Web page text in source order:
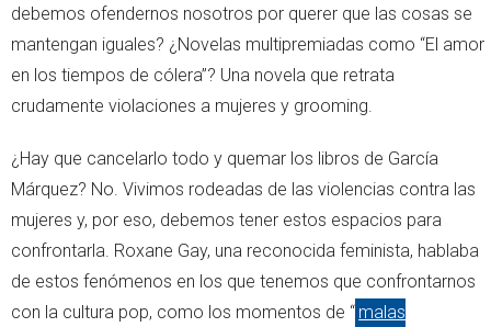
debemos ofendernos nosotros por querer que las cosas se
mantengan iguales? ¿Novelas multipremiadas como “El amor
en los tiempos de cólera”? Una novela que retrata
crudamente violaciones a mujeres y grooming.
¿Hay que cancelarlo todo y quemar los libros de García
Márquez? No. Vivimos rodeadas de las violencias contra las
mujeres y, por eso, debemos tener estos espacios para
confrontarla. Roxane Gay, una reconocida feminista, hablaba
de estos fenómenos en los que tenemos que confrontarnos
con la cultura pop, como los momentos de “ malas